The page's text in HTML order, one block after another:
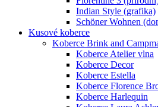
Indian Style (grafika)
Schöner Wohnen
Kusové koberce
Koberce Brink and
Koberce Atelier vlna
Koberce Decor
Koberce Estella
Koberce Florence
Koberce Harlequin